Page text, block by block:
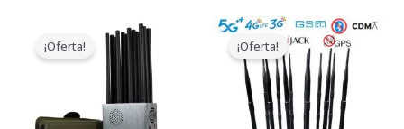
¡Oferta!
precio
original
era:
$1,299.00.
El
precio
actual
es:
$759.99.
¡Oferta!
Gama
de
precios:
$729.99
a
$749.99